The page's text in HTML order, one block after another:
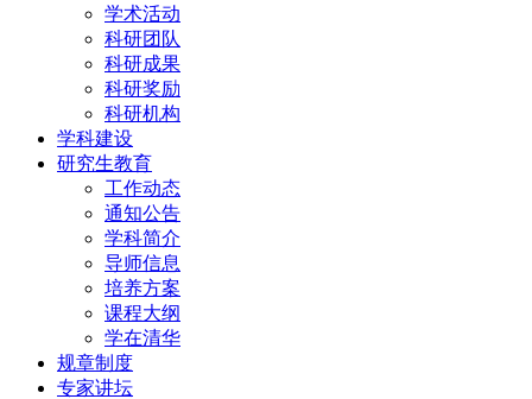
学术活动
科研团队
科研成果
科研奖励
科研机构
学科建设
研究生教育
工作动态
通知公告
学科简介
导师信息
培养方案
课程大纲
学在清华
规章制度
专家讲坛